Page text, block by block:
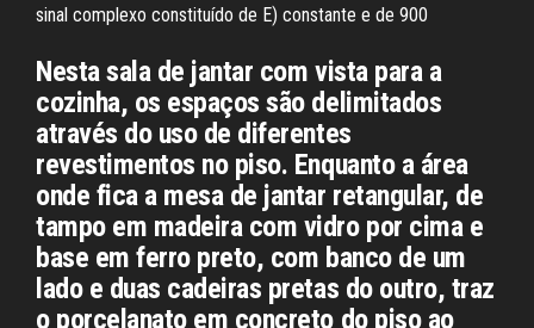
sinal complexo constituído de E) constante e de 900
Nesta sala de jantar com vista para a
cozinha, os espaços são delimitados
através do uso de diferentes
revestimentos no piso. Enquanto a área
onde fica a mesa de jantar retangular, de
tampo em madeira com vidro por cima e
base em ferro preto, com banco de um
lado e duas cadeiras pretas do outro, traz
o porcelanato em concreto do piso ao